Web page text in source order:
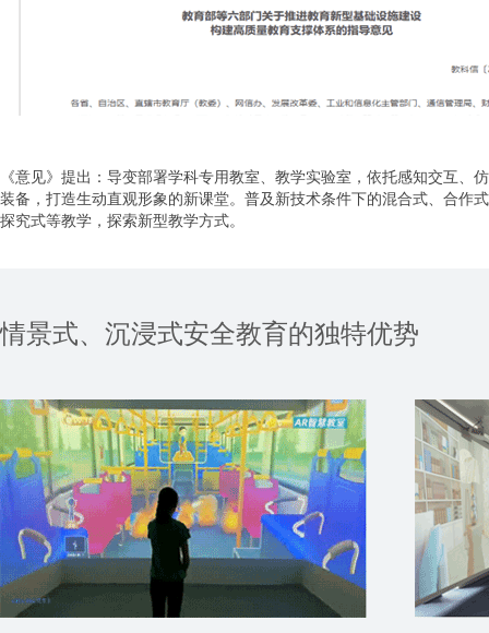
《意见》提出：导变部署学科专用教室、教学实验室，依托感知交互、
装备，打造生动直观形象的新课堂。普及新技术条件下的混合式、合作
探究式等教学，探索新型教学方式。
情景式、沉浸式安全教育的独特优势